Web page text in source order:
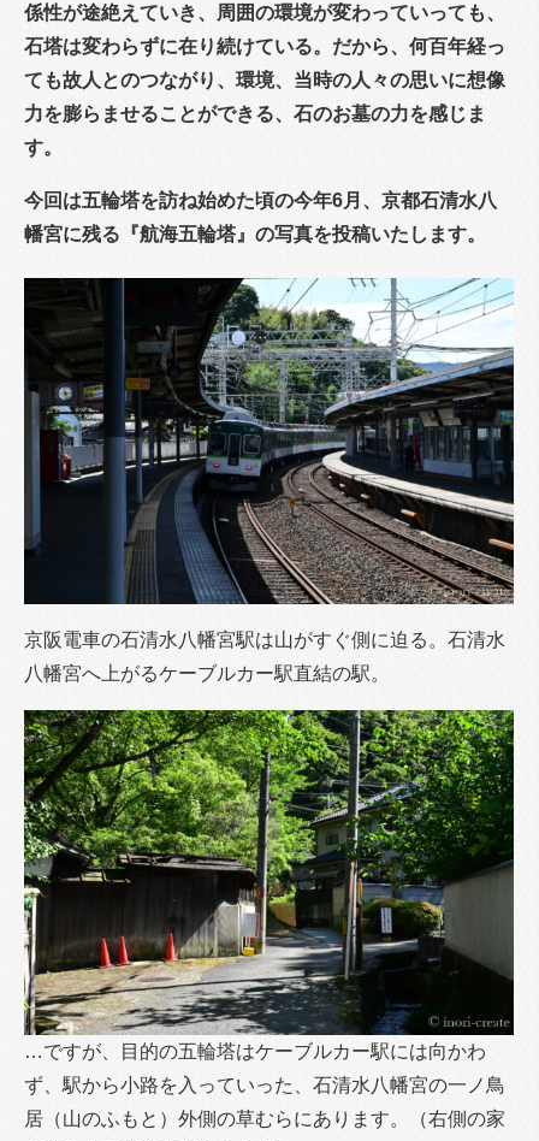
係性が途絶えていき、周囲の環境が変わっていっても、
石塔は変わらずに在り続けている。だから、何百年経っ
ても故人とのつながり、環境、当時の人々の思いに想像
力を膨らませることができる、石のお墓の力を感じま
す。
今回は五輪塔を訪ね始めた頃の今年6月、京都石清水八
幡宮に残る『航海五輪塔』の写真を投稿いたします。
京阪電車の石清水八幡宮駅は山がすぐ側に迫る。石清水
八幡宮へ上がるケーブルカー駅直結の駅。
…ですが、目的の五輪塔はケーブルカー駅には向かわ
ず、駅から小路を入っていった、石清水八幡宮の一ノ鳥
居（山のふもと）外側の草むらにあります。（右側の家